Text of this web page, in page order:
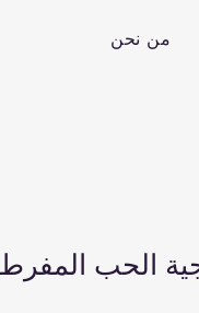
من نحن
الحب المفرط